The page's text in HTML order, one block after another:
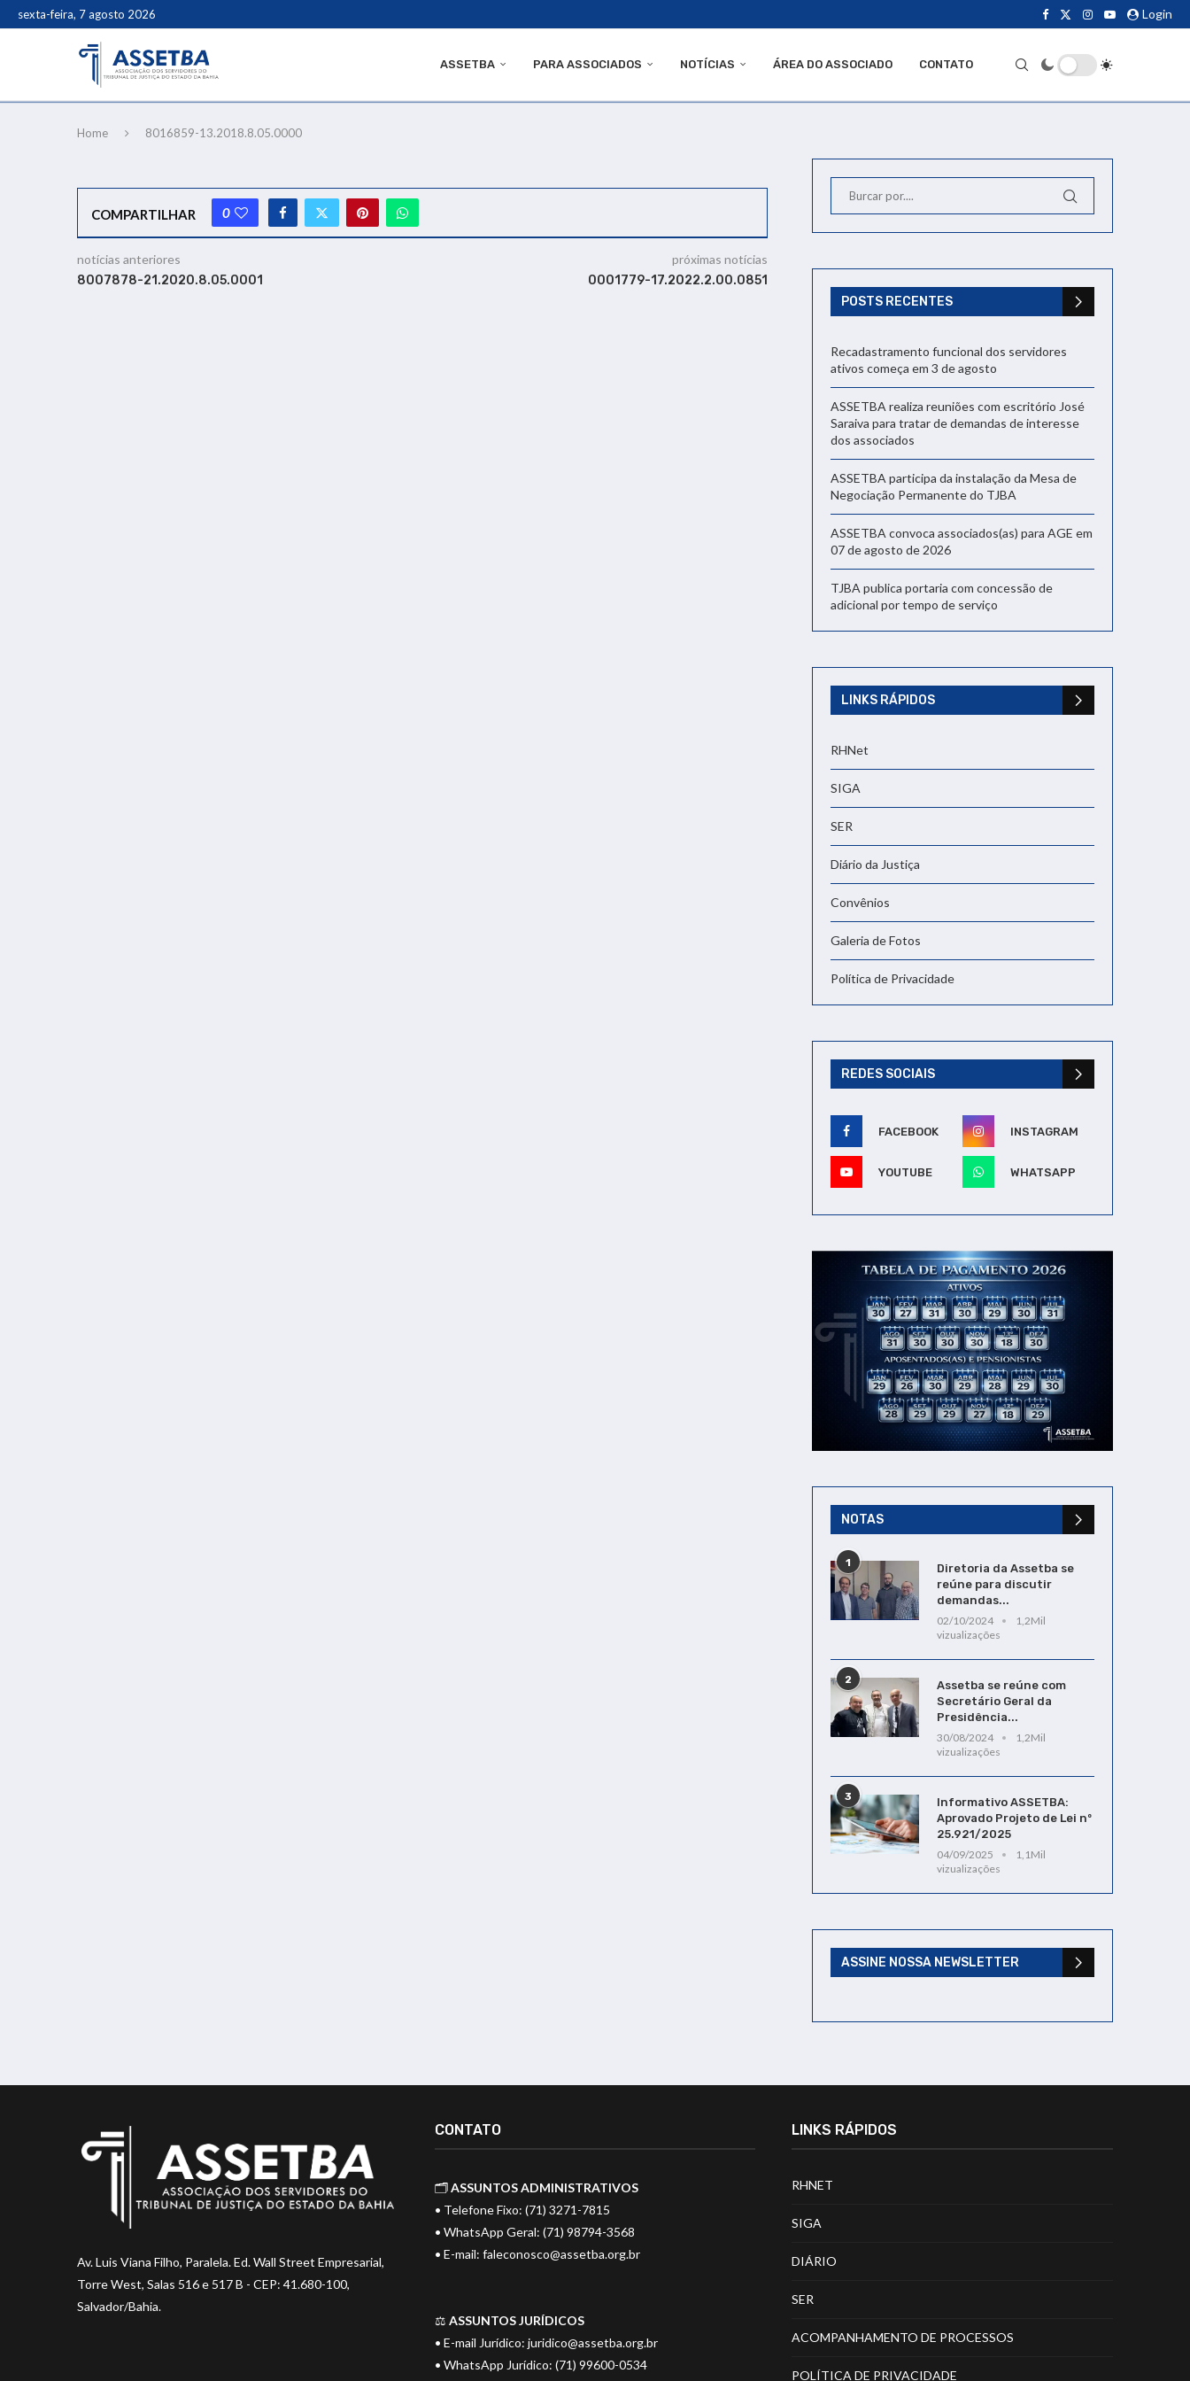
sexta-feira, 7 agosto 2026 Login
ASSETBA PARA ASSOCIADOS NOTÍCIAS ÁREA DO ASSOCIADO CONTATO
Home 8016859-13.2018.8.05.0000
COMPARTILHAR 0
notícias anteriores
8007878-21.2020.8.05.0001
próximas notícias
0001779-17.2022.2.00.0851
POSTS RECENTES
Recadastramento funcional dos servidores
ativos começa em 3 de agosto
ASSETBA realiza reuniões com escritório José
Saraiva para tratar de demandas de interesse
dos associados
ASSETBA participa da instalação da Mesa de
Negociação Permanente do TJBA
ASSETBA convoca associados(as) para AGE em
07 de agosto de 2026
TJBA publica portaria com concessão de
adicional por tempo de serviço
LINKS RÁPIDOS
RHNet
SIGA
SER
Diário da Justiça
Convênios
Galeria de Fotos
Política de Privacidade
REDES SOCIAIS
FACEBOOK INSTAGRAM
YOUTUBE WHATSAPP
NOTAS
1
Diretoria da Assetba se
reúne para discutir
demandas...
02/10/2024
1,2Mil
vizualizações
2
Assetba se reúne com
Secretário Geral da
Presidência...
30/08/2024
1,2Mil
vizualizações
3
Informativo ASSETBA:
Aprovado Projeto de Lei nº
25.921/2025
04/09/2025
1,1Mil
vizualizações
ASSINE NOSSA NEWSLETTER
Av. Luis Viana Filho, Paralela. Ed. Wall Street Empresarial,
Torre West, Salas 516 e 517 B - CEP: 41.680-100,
Salvador/Bahia.
CONTATO
🗂️ASSUNTOS ADMINISTRATIVOS
• Telefone Fixo: (71) 3271-7815
• WhatsApp Geral: (71) 98794-3568
• E-mail: faleconosco@assetba.org.br
⚖️ ASSUNTOS JURÍDICOS
• E-mail Jurídico: juridico@assetba.org.br
• WhatsApp Jurídico: (71) 99600-0534
LINKS RÁPIDOS
RHNET
SIGA
DIÁRIO
SER
ACOMPANHAMENTO DE PROCESSOS
POLÍTICA DE PRIVACIDADE